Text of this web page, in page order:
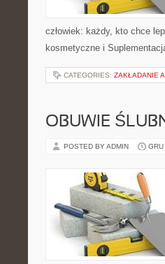
człowiek: każdy, kto chce
kosmetyczne i
CATEGORIES: ZAKŁADANIE
OBUWIE
POSTED BY ADMIN